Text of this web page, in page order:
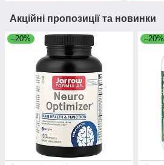
Акційні пропозиції та новинки
–20% –20%